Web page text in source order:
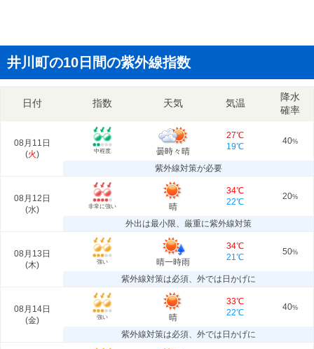
井川町の10日間の紫外線指数
日付 指数 天気 気温
降水
確率
08月11日
(火) 中程度 曇時々晴
27℃
19℃
40%
紫外線対策が必要
08月12日
(水) 非常に強い 晴
34℃
22℃
20%
外出は最小限、厳重に紫外線対策
08月13日
(木) 強い 晴一時雨
34℃
21℃
50%
紫外線対策は必須、外では日かげに
08月14日
(金) 強い 晴
33℃
22℃
40%
紫外線対策は必須、外では日かげに